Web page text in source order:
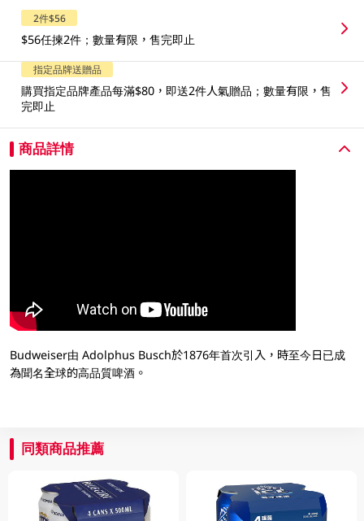
2件$56
$56任揀2件；數量有限，售完即止
指定品牌送贈品
購買指定品牌產品每滿$80，即送2件人氣贈品；數量有限，售
完即止
商品詳情
Budweiser由 Adolphus Busch於1876年首次引入，時至今日已成
為聞名全球的高品質啤酒。
同類商品推薦